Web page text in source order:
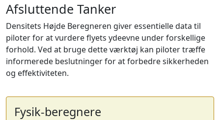
Afsluttende Tanker
Densitets Højde Beregneren giver essentielle data til
piloter for at vurdere flyets ydeevne under forskellige
forhold. Ved at bruge dette værktøj kan piloter træffe
informerede beslutninger for at forbedre sikkerheden
og effektiviteten.
Fysik-beregnere